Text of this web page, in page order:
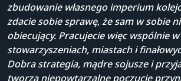
zbudowanie własnego imperium
zdacie sobie sprawę, że sam w sobie
obiecujący. Pracujecie więc wspólnie w
stowarzyszeniach, miastach i
Dobra strategia, mądre sojusze i
tworzą niepowtarzalne poczucie